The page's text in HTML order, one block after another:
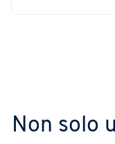
Non solo